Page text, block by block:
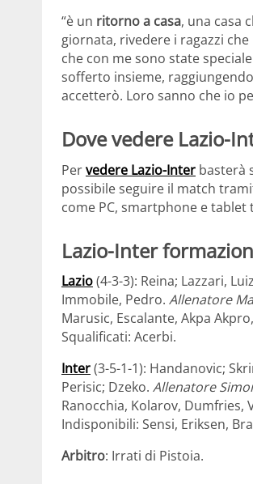
“è un ritorno a casa, una casa
giornata, rivedere i ragazzi
che con me sono state
sofferto insieme,
accetterò. Loro sanno che io
Dove vedere Lazio-
Pervedere Lazio-Inter basterà
possibile seguire il match
come PC, smartphone e tablet
Lazio-Inter
Lazio(4-3-3): Reina; Lazzari,
Immobile, Pedro. Allenatore
Marusic, Escalante, Akpa
Squalificati: Acerbi.
Inter(3-5-1-1): Handanovic;
Perisic; Dzeko. Allenatore
Ranocchia, Kolarov, Dumfries,
Indisponibili: Sensi, Eriksen,
Arbitro: Irrati di Pistoia.